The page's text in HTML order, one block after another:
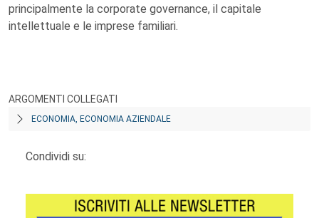
principalmente la corporate governance, il capitale
intellettuale e le imprese familiari.
ARGOMENTI COLLEGATI
ECONOMIA, ECONOMIA AZIENDALE
Condividi su: